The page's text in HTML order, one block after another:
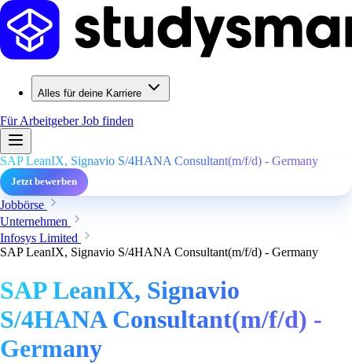
Alles für deine Karriere
Für ArbeitgeberJob finden
SAP LeanIX, Signavio S/4HANA Consultant(m/f/d) - Germany
Jetzt bewerben
Jobbörse
Unternehmen
Infosys Limited
SAP LeanIX, Signavio S/4HANA Consultant(m/f/d) - Germany
SAP LeanIX, Signavio
S/4HANA Consultant(m/f/d) -
Germany